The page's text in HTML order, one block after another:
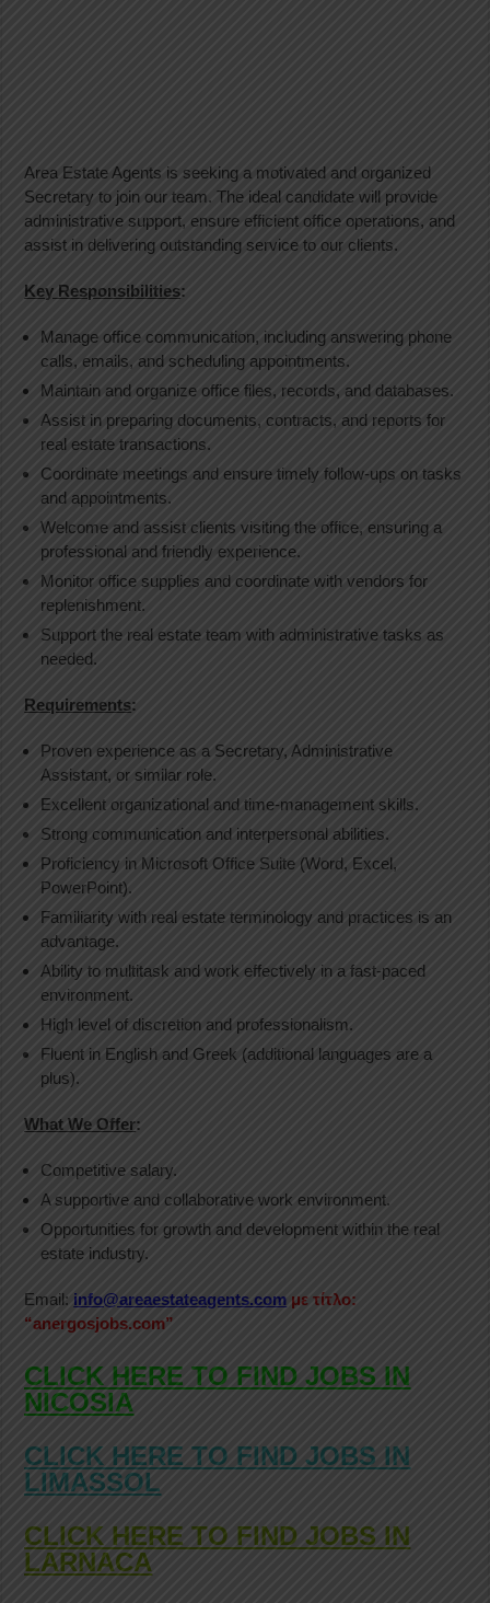
Area Estate Agents is seeking a motivated and organized
Secretary to join our team. The ideal candidate will provide
administrative support, ensure efficient office operations, and
assist in delivering outstanding service to our clients.
Key Responsibilities:
Manage office communication, including answering phone
calls, emails, and scheduling appointments.
Maintain and organize office files, records, and databases.
Assist in preparing documents, contracts, and reports for
real estate transactions.
Coordinate meetings and ensure timely follow-ups on tasks
and appointments.
Welcome and assist clients visiting the office, ensuring a
professional and friendly experience.
Monitor office supplies and coordinate with vendors for
replenishment.
Support the real estate team with administrative tasks as
needed.
Requirements:
Proven experience as a Secretary, Administrative
Assistant, or similar role.
Excellent organizational and time-management skills.
Strong communication and interpersonal abilities.
Proficiency in Microsoft Office Suite (Word, Excel,
PowerPoint).
Familiarity with real estate terminology and practices is an
advantage.
Ability to multitask and work effectively in a fast-paced
environment.
High level of discretion and professionalism.
Fluent in English and Greek (additional languages are a
plus).
What We Offer:
Competitive salary.
A supportive and collaborative work environment.
Opportunities for growth and development within the real
estate industry.
Email: info@areaestateagents.com με τίτλο:
“anergosjobs.com”
CLICK HERE TO FIND JOBS IN
NICOSIA
CLICK HERE TO FIND JOBS IN
LIMASSOL
CLICK HERE TO FIND JOBS IN
LARNACA